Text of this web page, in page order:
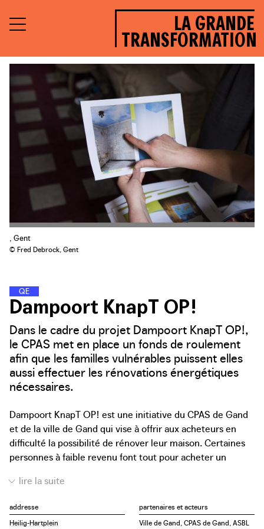
LA GRANDE
TRANSFORMATION
, Gent
© Fred Debrock, Gent
QU
A
R
T
IE
Dampoort KnapT OP!
Dans le cadre du projet Dampoort KnapT OP!,
le CPAS met en place un fonds de roulement
afin que les familles vulnérables puissent elles
aussi effectuer les rénovations énergétiques
nécessaires.
Dampoort KnapT OP! est une initiative du CPAS de Gand
et de la ville de Gand qui vise à offrir aux acheteurs en
difficulté la possibilité de rénover leur maison. Certaines
personnes à faible revenu font tout pour acheter un
et sans confort de base. Ils manquent souvent de
les travaux de réparation nécessaires. En conséquence, ils
addresse
Heilig-Hartplein
partenaires et acteurs
Ville de Gand, CPAS de Gand, ASBL